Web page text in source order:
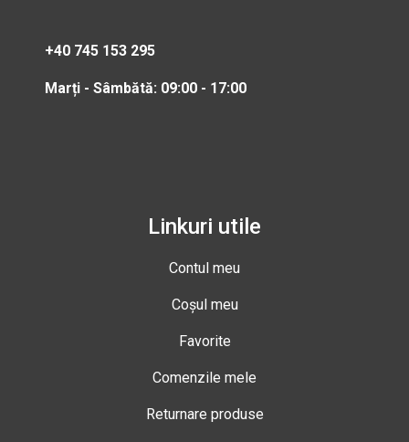
+40 745 153 295
Marți - Sâmbătă: 09:00 - 17:00
Linkuri utile
Contul meu
Coșul meu
Favorite
Comenzile mele
Returnare produse